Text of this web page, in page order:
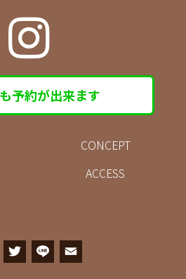
予約が出来ます
CONCEPT
ACCESS
F T L